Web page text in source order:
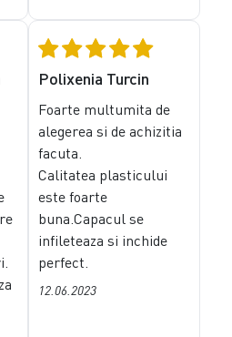
Polixenia Turcin
Foarte multumita de
alegerea si de achizitia
facuta.
Calitatea plasticului
este foarte
buna.Capacul se
infileteaza si inchide
perfect.
12.06.2023